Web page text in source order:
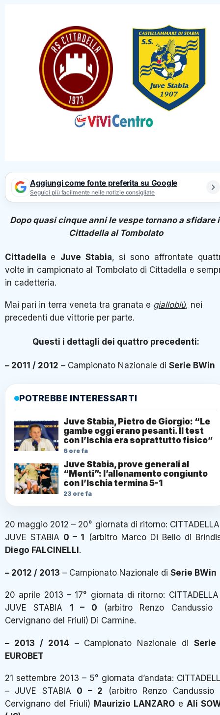
Aggiungi come fonte preferita su Google
Seguici più facilmente nelle notizie consigliate
Dopo quasi cinque anni le vespe tornano a sfidare
Cittadella al Tombolato
Cittadella e Juve Stabia, si sono affrontate
volte in campionato al Tombolato di Cittadella e
in cadetteria.
Mai pari in terra veneta tra granata e gialloblù, nei
precedenti due vittorie per parte.
Questi i dettagli dei quattro precedenti:
– 2011 / 2012 – Campionato Nazionale di Serie BWin
POTREBBE INTERESSARTI
Juve Stabia, Pietro de Giorgio: “Le
gambe oggi erano pesanti. Il test
con l’Ischia era soprattutto fisico”
6 ore fa
Juve Stabia, prove generali al
“Menti”: l’allenamento congiunto
con l’Ischia termina 5-1
23 ore fa
20 maggio 2012 – 20° giornata di ritorno:
JUVE STABIA 0 – 1
(arbitro Marco Di Bello di
Diego FALCINELLI .
– 2012 / 2013 – Campionato Nazionale di Serie BWin
20 aprile 2013 – 17° giornata di ritorno:
JUVE STABIA 1 – 0 (arbitro Renzo Candussio
Cervignano del Friuli) Di Carmine.
– 2013 / 2014 – Campionato Nazionale diSerie
EUROBET
21 settembre 2013 – 5° giornata d’andata:
– JUVE STABIA 0 – 2 (arbitro Renzo Candussio
Cervignano del Friuli) Maurizio LANZARO e Ali